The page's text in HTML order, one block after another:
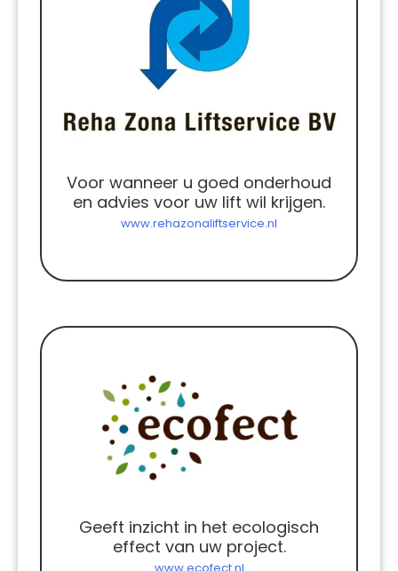
Voor wanneer u goed onderhoud
en advies voor uw lift wil krijgen.
www.rehazonaliftservice.nl
Geeft inzicht in het ecologisch
effect van uw project.